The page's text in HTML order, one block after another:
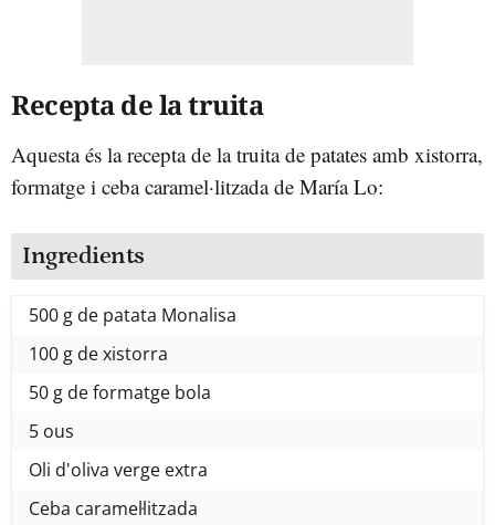
Recepta de la truita
Aquesta és la recepta de la truita de patates amb xistorra,
formatge i ceba caramel·litzada de María Lo:
Ingredients
500 g de patata Monalisa
100 g de xistorra
50 g de formatge bola
5 ous
Oli d'oliva verge extra
Ceba caramel·litzada